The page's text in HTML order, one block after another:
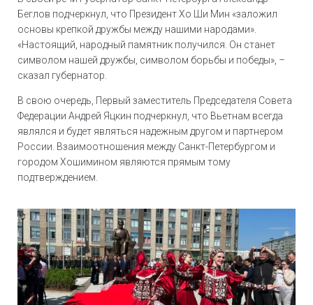
Беглов подчеркнул, что Президент Хо Ши Мин «заложил
основы крепкой дружбы между нашими народами».
«Настоящий, народный памятник получился. Он станет
символом нашей дружбы, символом борьбы и победы», –
сказал губернатор.
В свою очередь, Первый заместитель Председателя Совета
Федерации Андрей Яцкин подчеркнул, что Вьетнам всегда
являлся и будет являться надежным другом и партнером
России. Взаимоотношения между Санкт-Петербургом и
городом Хошимином являются прямым тому
подтверждением.